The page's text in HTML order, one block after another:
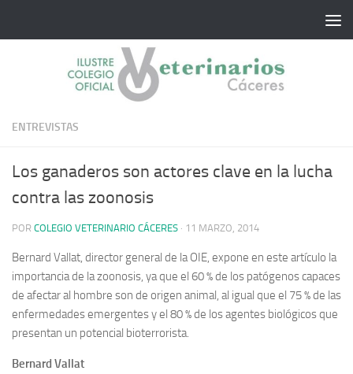
ENTREVISTAS
Los ganaderos son actores clave en la lucha
contra las zoonosis
POR COLEGIO VETERINARIO CÁCERES · 11 MARZO, 2014
Bernard Vallat, director general de la OIE, expone en este artículo la
importancia de la zoonosis, ya que el 60 % de los patógenos capaces
de afectar al hombre son de origen animal, al igual que el 75 % de las
enfermedades emergentes y el 80 % de los agentes biológicos que
presentan un potencial bioterrorista.
Bernard Vallat